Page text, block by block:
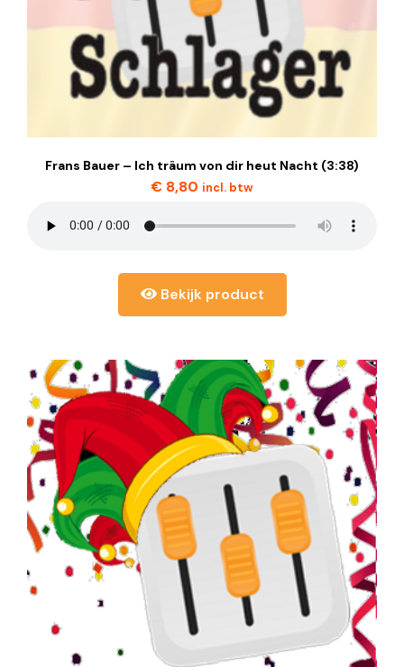
Frans Bauer – Ich träum von dir heut Nacht (3:38)
€ 8,80 incl. btw
Bekijk product